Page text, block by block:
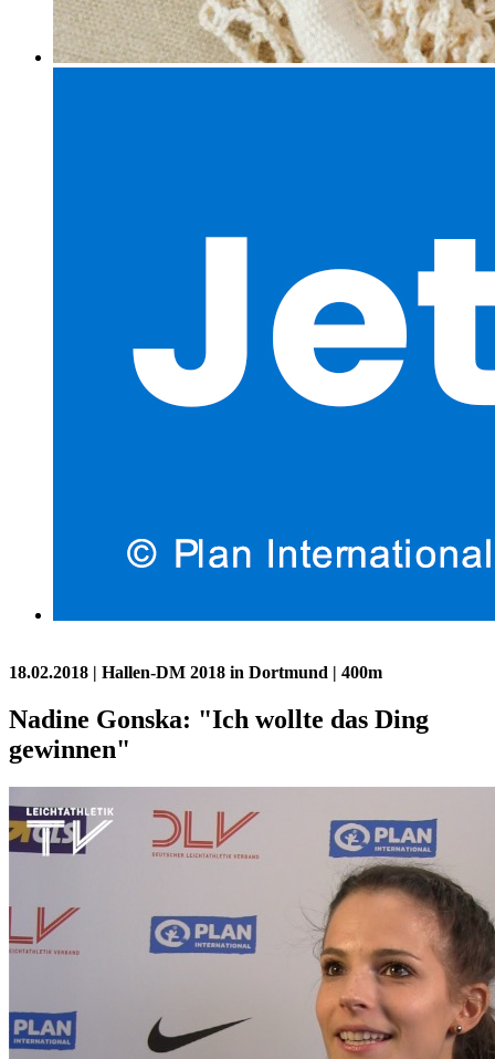
18.02.2018 | Hallen-DM 2018 in Dortmund | 400m
Nadine Gonska: "Ich wollte das Ding
gewinnen"